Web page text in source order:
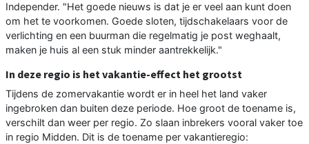
Independer. "Het goede nieuws is dat je er veel aan kunt doen
om het te voorkomen. Goede sloten, tijdschakelaars voor de
verlichting en een buurman die regelmatig je post weghaalt,
maken je huis al een stuk minder aantrekkelijk."
In deze regio is het vakantie-effect het grootst
Tijdens de zomervakantie wordt er in heel het land vaker
ingebroken dan buiten deze periode. Hoe groot de toename is,
verschilt dan weer per regio. Zo slaan inbrekers vooral vaker toe
in regio Midden. Dit is de toename per vakantieregio: